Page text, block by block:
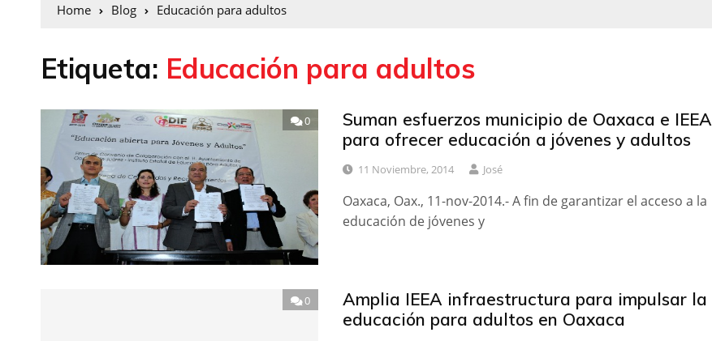
Home Blog Educación para adultos
Etiqueta: Educación para adultos
0
Suman esfuerzos municipio de Oaxaca e IEEA
para ofrecer educación a jóvenes y adultos
11 Noviembre, 2014 José
Oaxaca, Oax., 11-nov-2014.- A fin de garantizar el acceso a la
educación de jóvenes y
0
Amplia IEEA infraestructura para impulsar la
educación para adultos en Oaxaca